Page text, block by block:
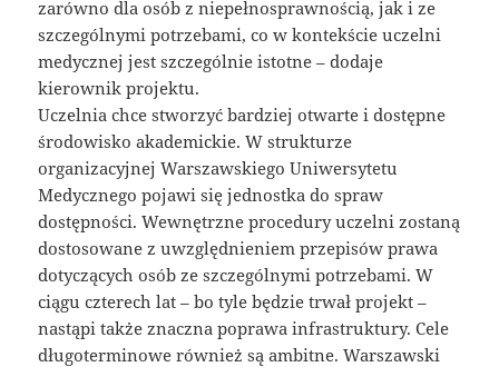
zarówno dla osób z niepełnosprawnością, jak i ze
szczególnymi potrzebami, co w kontekście uczelni
medycznej jest szczególnie istotne – dodaje
kierownik projektu.
Uczelnia chce stworzyć bardziej otwarte i dostępne
środowisko akademickie. W strukturze
organizacyjnej Warszawskiego Uniwersytetu
Medycznego pojawi się jednostka do spraw
dostępności. Wewnętrzne procedury uczelni zostaną
dostosowane z uwzględnieniem przepisów prawa
dotyczących osób ze szczególnymi potrzebami. W
ciągu czterech lat – bo tyle będzie trwał projekt –
nastąpi także znaczna poprawa infrastruktury. Cele
długoterminowe również są ambitne. Warszawski